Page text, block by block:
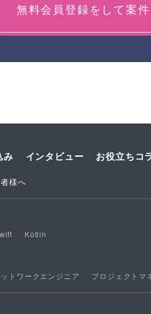
無料会員登録をして案
み インタビュー お役立ちコ
様へ
Kotlin
トワークエンジニア プロジェクトマ